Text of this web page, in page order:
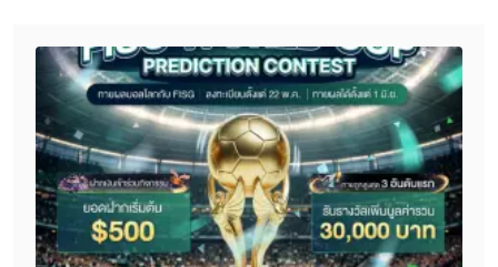
โอกาสตลาดหลายรูปแบบ
บัญชี
FISG มีบัญชีประเภทสี่ประเภท: บัญชีมาตรฐาน, บัญชี ECN, บัญชี
สหภาพ และ บัญชีเซ็นต์
แต่ละประเภทของบัญชีมีการเข้าถึงแพลตฟอร์มการซื้อขาย MT4
และมาพร้อมเงื่อนไขการซื้อขายที่แข่งขันเพื่อเสริมประสบการณ์การ
ซื้อขาย